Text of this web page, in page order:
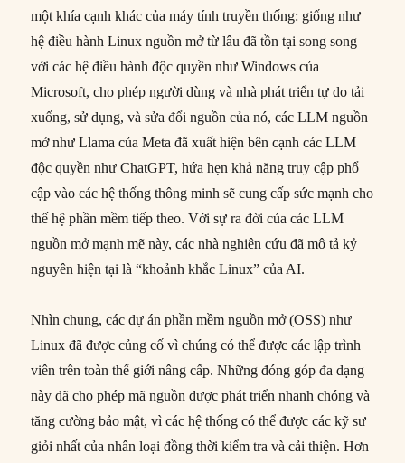
một khía cạnh khác của máy tính truyền thống: giống như
hệ điều hành Linux nguồn mở từ lâu đã tồn tại song song
với các hệ điều hành độc quyền như Windows của
Microsoft, cho phép người dùng và nhà phát triển tự do tải
xuống, sử dụng, và sửa đổi nguồn của nó, các LLM nguồn
mở như Llama của Meta đã xuất hiện bên cạnh các LLM
độc quyền như ChatGPT, hứa hẹn khả năng truy cập phổ
cập vào các hệ thống thông minh sẽ cung cấp sức mạnh cho
thế hệ phần mềm tiếp theo. Với sự ra đời của các LLM
nguồn mở mạnh mẽ này, các nhà nghiên cứu đã mô tả kỷ
nguyên hiện tại là “khoảnh khắc Linux” của AI.
Nhìn chung, các dự án phần mềm nguồn mở (OSS) như
Linux đã được củng cố vì chúng có thể được các lập trình
viên trên toàn thế giới nâng cấp. Những đóng góp đa dạng
này đã cho phép mã nguồn được phát triển nhanh chóng và
tăng cường bảo mật, vì các hệ thống có thể được các kỹ sư
giỏi nhất của nhân loại đồng thời kiểm tra và cải thiện. Hơn